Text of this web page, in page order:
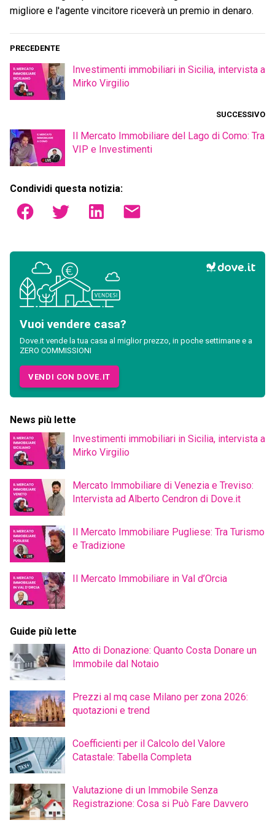
migliore e l'agente vincitore riceverà un premio in denaro.
PRECEDENTE
Investimenti immobiliari in Sicilia, intervista a
Mirko Virgilio
SUCCESSIVO
Il Mercato Immobiliare del Lago di Como: Tra
VIP e Investimenti
Condividi questa notizia:
Vuoi vendere casa?
Dove.it vende la tua casa al miglior prezzo, in poche settimane e a
ZERO COMMISSIONI
VENDI CON DOVE.IT
News più lette
Investimenti immobiliari in Sicilia, intervista a
Mirko Virgilio
Mercato Immobiliare di Venezia e Treviso:
Intervista ad Alberto Cendron di Dove.it
Il Mercato Immobiliare Pugliese: Tra Turismo
e Tradizione
Il Mercato Immobiliare in Val d’Orcia
Guide più lette
Atto di Donazione: Quanto Costa Donare un
Immobile dal Notaio
Prezzi al mq case Milano per zona 2026:
quotazioni e trend
Coefficienti per il Calcolo del Valore
Catastale: Tabella Completa
Valutazione di un Immobile Senza
Registrazione: Cosa si Può Fare Davvero